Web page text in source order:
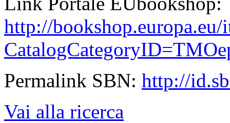
http://
Permalink SBN: http://
Vai alla ricerca